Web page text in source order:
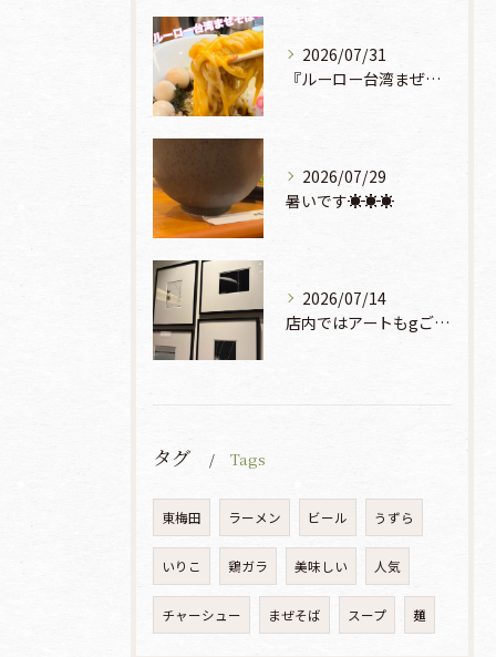
2026/07/31
『ルーロー台湾まぜそば』930円🍜🫧
2026/07/29
暑いです☀️☀️☀️
2026/07/14
店内ではアートもgご鑑賞いただけます♡♡♡
タグ Tags
東梅田 ラーメン ビール うずら
いりこ 鶏ガラ 美味しい 人気
チャーシュー まぜそば スープ 麺